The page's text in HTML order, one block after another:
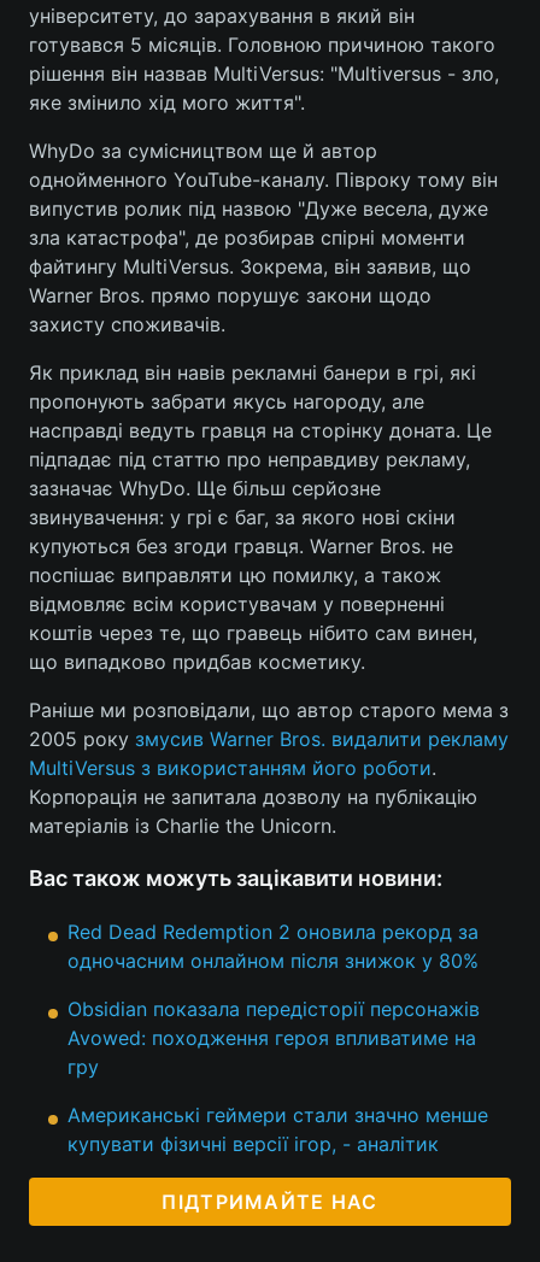
Спорт Наука
Техно і зв'язок Лайт
Здоров'я Туризм
Цікавинки Погода
Екологія Регіони
Відео з Youtube Статті
Інтерв'ю Думки
Архів Вакансії
Контакти
Послуги
Тема оформлення
університету, до зарахування в який він
готувався 5 місяців. Головною причиною такого
рішення він назвав MultiVersus: "Multiversus - зло,
яке змінило хід мого життя".
WhyDo за сумісництвом ще й автор
однойменного YouTube-каналу. Півроку тому він
випустив ролик під назвою "Дуже весела, дуже
зла катастрофа", де розбирав спірні моменти
файтингу MultiVersus. Зокрема, він заявив, що
Warner Bros. прямо порушує закони щодо
захисту споживачів.
Як приклад він навів рекламні банери в грі, які
пропонують забрати якусь нагороду, але
насправді ведуть гравця на сторінку доната. Це
підпадає під статтю про неправдиву рекламу,
зазначає WhyDo. Ще більш серйозне
звинувачення: у грі є баг, за якого нові скіни
купуються без згоди гравця. Warner Bros. не
поспішає виправляти цю помилку, а також
відмовляє всім користувачам у поверненні
коштів через те, що гравець нібито сам винен,
що випадково придбав косметику.
Раніше ми розповідали, що автор старого мема з
2005 року змусив Warner Bros. видалити рекламу
MultiVersus з використанням його роботи.
Корпорація не запитала дозволу на публікацію
матеріалів із Charlie the Unicorn.
Вас також можуть зацікавити новини:
Red Dead Redemption 2 оновила рекорд за
одночасним онлайном після знижок у 80%
Obsidian показала передісторії персонажів
Avowed: походження героя впливатиме на
гру
Американські геймери стали значно менше
купувати фізичні версії ігор, - аналітик
ПІДТРИМАЙТЕ НАС